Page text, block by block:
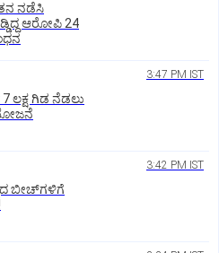
ನಡೆಸಿ
ಆರೋಪಿ 24
3:47 PM IST
ಲಕ್ಷ ಗಿಡ ನೆಡಲು
3:42 PM IST
ಬೀಚ್‌ಗಳಿಗೆ